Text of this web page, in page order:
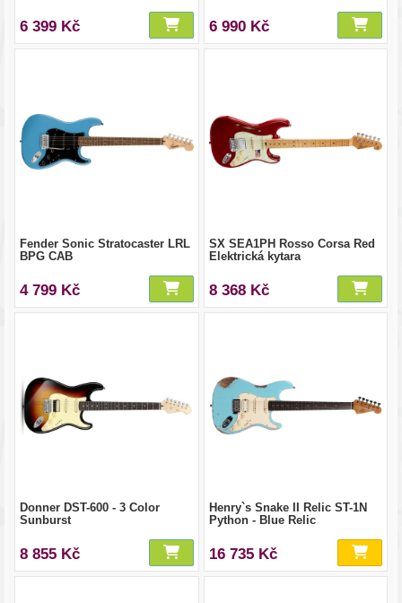
6 399 Kč 6 990 Kč
Fender Sonic Stratocaster LRL
BPG CAB
4 799 Kč
SX SEA1PH Rosso Corsa Red
Elektrická kytara
8 368 Kč
Donner DST-600 - 3 Color
Sunburst
8 855 Kč
Henry`s Snake II Relic ST-1N
Python - Blue Relic
16 735 Kč